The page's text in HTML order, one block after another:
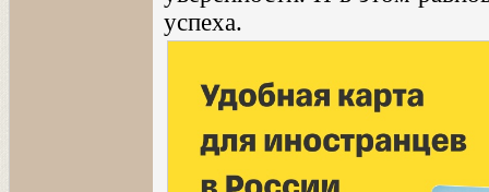
успеха.